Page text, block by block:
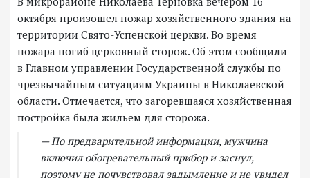
октября произошел пожар хозяйственного здания на
территории Свято-Успенской церкви. Во время
пожара погиб церковный сторож. Об этом сообщили
в Главном управлении Государственной службы по
чрезвычайным ситуациям Украины в Николаевской
области. Отмечается, что загоревшаяся хозяйственная
постройка была жильем для сторожа.
— По предварительной информации, мужчина
включил обогревательный прибор и заснул,
поэтому не почувствовал задымление и не увидел